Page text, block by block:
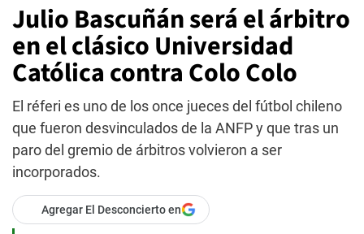
Julio Bascuñán será el árbitro
en el clásico Universidad
Católica contra Colo Colo
El réferi es uno de los once jueces del fútbol chileno
que fueron desvinculados de la ANFP y que tras un
paro del gremio de árbitros volvieron a ser
incorporados.
Agregar El Desconcierto en